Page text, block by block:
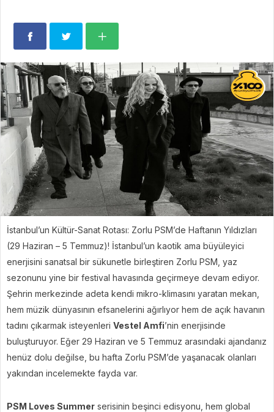
İstanbul’un Kültür-Sanat Rotası: Zorlu PSM’de Haftanın Yıldızları
(29 Haziran – 5 Temmuz)! İstanbul’un kaotik ama büyüleyici
enerjisini sanatsal bir sükunetle birleştiren Zorlu PSM, yaz
sezonunu yine bir festival havasında geçirmeye devam ediyor.
Şehrin merkezinde adeta kendi mikro-klimasını yaratan mekan,
hem müzik dünyasının efsanelerini ağırlıyor hem de açık havanın
tadını çıkarmak isteyenleri Vestel Amfi’nin enerjisinde
buluşturuyor. Eğer 29 Haziran ve 5 Temmuz arasındaki ajandanız
henüz dolu değilse, bu hafta Zorlu PSM’de yaşanacak olanları
yakından incelemekte fayda var.
PSM Loves Summer serisinin beşinci edisyonu, hem global